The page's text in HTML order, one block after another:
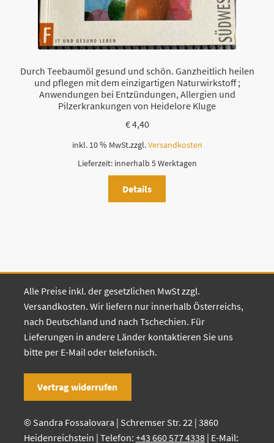
Durch Teebaumöl gesund und schön. Ganzheitlich heilen
und pflegen mit dem einzigartigen Naturwirkstoff ;
Anwendungen bei Entzündungen, Allergien und
Pilzerkrankungen von Heidelore Kluge
€4,40
inkl. 10 % MwSt.zzgl.Versandkosten
Lieferzeit: innerhalb 5 Werktagen
Details
Alle Preise inkl. der gesetzlichen MwSt zzgl.
Versandkosten. Wir liefern nur innerhalb Österreichs,
nach Deutschland und nach Tschechien. Für
Lieferungen in andere Länder kontaktieren Sie uns
bitte per E-Mail oder telefonisch.
Vertrag widerrufen
© Sandra Fossalovara | Schremser Str. 22 | 3860
Heidenreichstein | Telefon: +43 660 577 4338| E-Mail: